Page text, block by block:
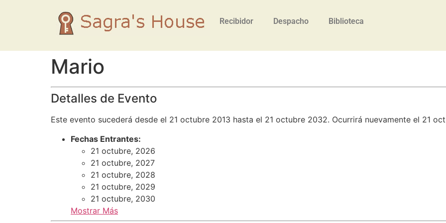
Recibidor Despacho Biblioteca
Mario
Detalles de Evento
Este evento sucederá desde el 21 octubre 2013 hasta el 21 octubre 2032. Ocurrirá nuevamente el 21
Fechas Entrantes:
21 octubre, 2026
21 octubre, 2027
21 octubre, 2028
21 octubre, 2029
21 octubre, 2030
Mostrar Más